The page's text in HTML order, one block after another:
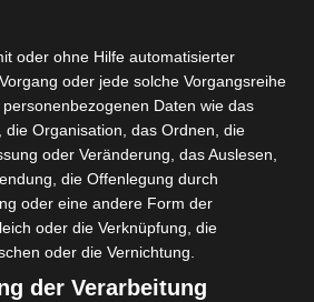
hat sich eine
Blusenkleid und
Handtasche
werde ich mir
mal ausleihen.
wenn die
Kinder schon
sind
oder ohne Hilfe automatisierter
oder jede solche Vorgangsreihe
Daten wie das
die Organisation, das Ordnen, die
oder Veränderung, das Auslesen,
die Offenlegung durch
oder eine andere Form der
oder die Verknüpfung, die
oder die Vernichtung.
der Verarbeitung